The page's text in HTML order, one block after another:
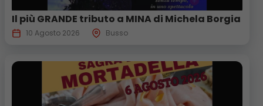
Il più GRANDE tributo a MINA di Michela Borgia
10 Agosto 2026 Busso